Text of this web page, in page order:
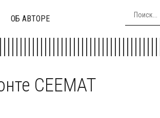
ОБ АВТОРЕ
CEEMAT